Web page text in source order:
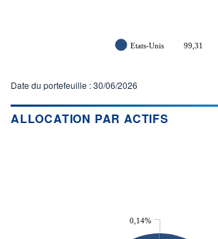
Etats-Unis 99,31
Date du portefeuille : 30/06/2026
ALLOCATION PAR ACTIFS
0,14%